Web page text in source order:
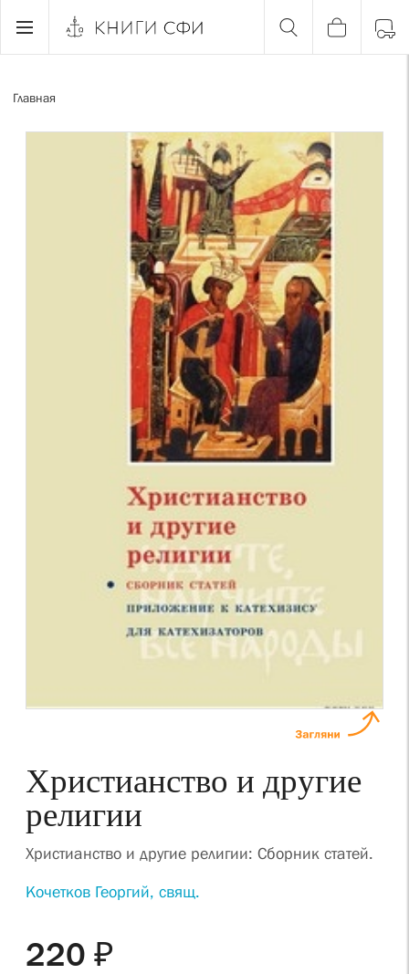
Главная
Христианство и другие
религии
Христианство и другие религии: Сборник статей.
Кочетков Георгий, свящ.
220 ₽